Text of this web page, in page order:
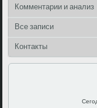
Комментарии и анализ
Все записи
Контакты